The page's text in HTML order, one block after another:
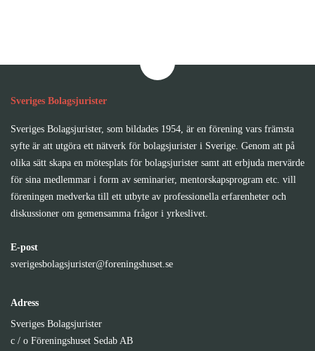
Sveriges Bolagsjurister
Sveriges Bolagsjurister, som bildades 1954, är en förening vars främsta
syfte är att utgöra ett nätverk för bolagsjurister i Sverige. Genom att på
olika sätt skapa en mötesplats för bolagsjurister samt att erbjuda mervärde
för sina medlemmar i form av seminarier, mentorskapsprogram etc. vill
föreningen medverka till ett utbyte av professionella erfarenheter och
diskussioner om gemensamma frågor i yrkeslivet.
E-post
sverigesbolagsjurister@foreningshuset.se
Adress
Sveriges Bolagsjurister
c / o Föreningshuset Sedab AB